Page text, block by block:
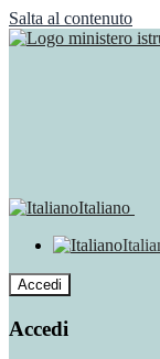
Salta al contenuto
Italiano
Accedi
Accedi